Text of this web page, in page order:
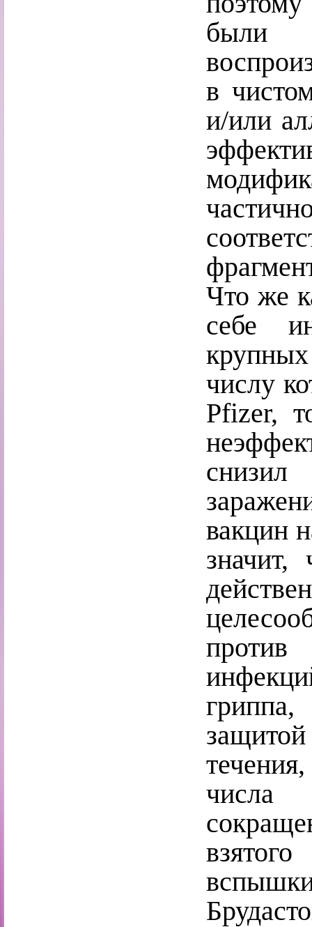
были
в
и/или
Что же
себе
числу
Pfizer,
снизил
вакцин
числа